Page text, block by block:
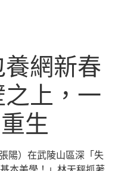
網新春
上，一
生
陽）在武陵山區深「失